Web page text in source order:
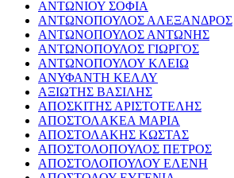
ΑΝΤΩΝΙΟΥ ΣΟΦΙΑ
ΑΝΤΩΝΟΠΟΥΛΟΣ ΑΛΕΞΑΝΔΡΟΣ
ΑΝΤΩΝΟΠΟΥΛΟΣ ΑΝΤΩΝΗΣ
ΑΝΤΩΝΟΠΟΥΛΟΣ ΓΙΩΡΓΟΣ
ΑΝΤΩΝΟΠΟΥΛΟΥ ΚΛΕΙΩ
ΑΝΥΦΑΝΤΗ ΚΕΛΛΥ
ΑΞΙΩΤΗΣ ΒΑΣΙΛΗΣ
ΑΠΟΣΚΙΤΗΣ ΑΡΙΣΤΟΤΕΛΗΣ
ΑΠΟΣΤΟΛΑΚΕΑ ΜΑΡΙΑ
ΑΠΟΣΤΟΛΑΚΗΣ ΚΩΣΤΑΣ
ΑΠΟΣΤΟΛΟΠΟΥΛΟΣ ΠΕΤΡΟΣ
ΑΠΟΣΤΟΛΟΠΟΥΛΟΥ ΕΛΕΝΗ